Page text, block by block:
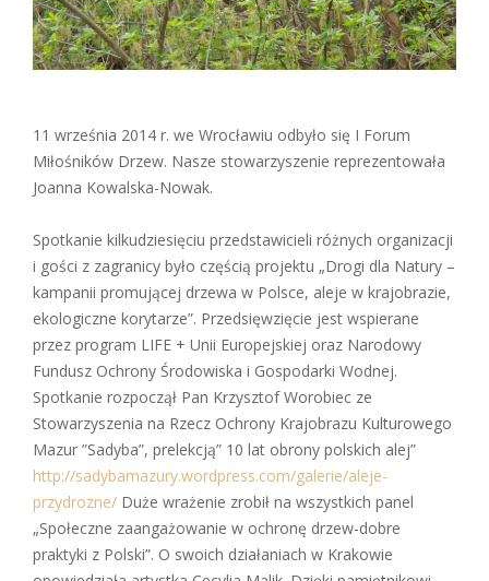
11 września 2014 r. we Wrocławiu odbyło się I Forum
Miłośników Drzew. Nasze stowarzyszenie reprezentowała
Joanna Kowalska-Nowak.
Spotkanie kilkudziesięciu przedstawicieli różnych organizacji
i gości z zagranicy było częścią projektu „Drogi dla Natury –
kampanii promującej drzewa w Polsce, aleje w krajobrazie,
ekologiczne korytarze”. Przedsięwzięcie jest wspierane
przez program LIFE + Unii Europejskiej oraz Narodowy
Fundusz Ochrony Środowiska i Gospodarki Wodnej.
Spotkanie rozpoczął Pan Krzysztof Worobiec ze
Stowarzyszenia na Rzecz Ochrony Krajobrazu Kulturowego
Mazur ”Sadyba”, prelekcją” 10 lat obrony polskich alej”
http://sadybamazury.wordpress.com/galerie/aleje-
przydrozne/ Duże wrażenie zrobił na wszystkich panel
„Społeczne zaangażowanie w ochronę drzew-dobre
praktyki z Polski”. O swoich działaniach w Krakowie